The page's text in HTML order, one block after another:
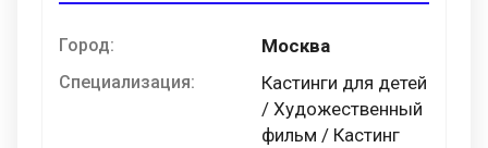
Город: Москва
Специализация:
Кастинги для детей
/ Художественный
фильм / Кастинг